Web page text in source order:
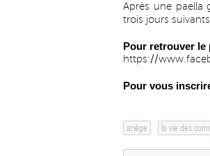
Après une paella
trois jours
Pour retrouver le
https://
Pour vous
ariège la vie des